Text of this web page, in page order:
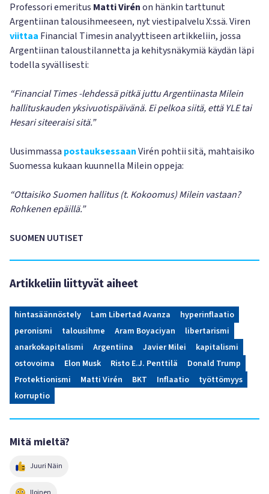
Professori emeritus MattiVirénon hänkin tarttunut
Argentiinan talousihmeeseen, nyt viestipalvelu X:ssä. Viren
viittaa Financial Timesin analyyttiseen artikkeliin, jossa
Argentiinan taloustilannetta ja kehitysnäkymiä käydän läpi
todella syvällisesti:
“Financial Times -lehdessä pitkä juttu Argentiinasta Milein
hallituskauden yksivuotispäivänä. Ei pelkoa siitä, että YLE tai
Hesari siteeraisi sitä.”
Uusimmassa postauksessaanVirén pohtii sitä, mahtaisiko
Suomessa kukaan kuunnella Milein oppeja:
“Ottaisiko Suomen hallitus (t. Kokoomus) Milein vastaan?
Rohkenen epäillä.”
SUOMEN UUTISET
Artikkeliin liittyvät aiheet
hintasäännöstely Lam Libertad Avanza
hyperinflaatio
peronismi
talousihme Aram Boyaciyan
libertarismi
anarkokapitalismi
Argentiina Javier Milei
kapitalismi
ostovoima
Elon Musk Risto E.J. Penttilä
Donald Trump
Protektionismi
Matti Virén BKT Inflaatio
työttömyys
korruptio
Mitä mieltä?
Juuri Näin